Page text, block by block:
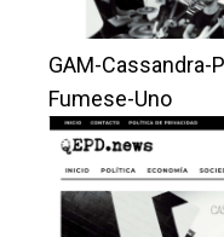
GAM-
Fumese-Uno